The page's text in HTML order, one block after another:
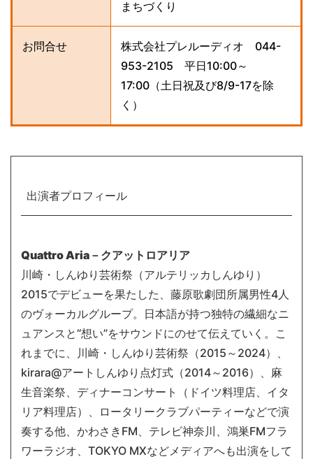
まちづくり
お問合せ
株式会社プレルーディオ 044-
953-2105 平日10:00～
17:00（土日祝及び8/9-17を除
く）
出演者プロフィール
Quattro Aria－クアットロアリア
川崎・しんゆり芸術祭（アルテリッカしんゆり）
2015でデビューを果たした、藤原歌劇団所属男性4人
のヴォーカルグループ。日本語が持つ独特の繊細なニ
ュアンスと“想い”をサウンドにのせて伝えていく。こ
れまでに、川崎・しんゆり芸術祭（2015～2024）、
kirara@アートしんゆり点灯式（2014～2016）、麻
生音楽祭、ディナーコンサート（ドイツ料理店、イタ
リア料理店）、ロータリークラブパーティーなどで演
奏する他、かわさきFM、テレビ神奈川、鴻巣FMフラ
ワーラジオ、TOKYO MXなどメディアへも出演をして